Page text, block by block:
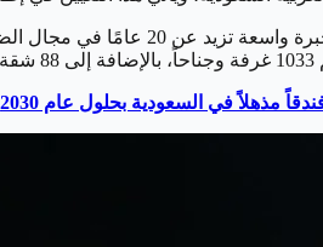
ويتمتع رضوان شيخ